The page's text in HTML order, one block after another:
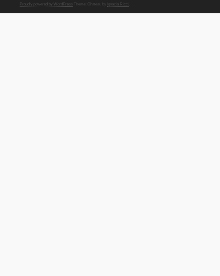
Proudly powered by WordPress Theme: Chateau by Ignacio Ricci